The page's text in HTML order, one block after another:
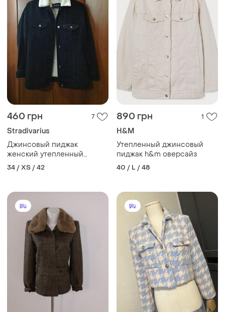
460 грн 7
Stradivarius
Джинсовый пиджак
женский утепленный
черный stradivarius xs
34 / XS / 42
890 грн 1
H&M
Утепленный джинсовый
пиджак h&m оверсайз
40 / L / 48